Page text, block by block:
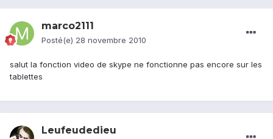
marco2111
Posté(e) 28 novembre 2010
salut la fonction video de skype ne fonctionne pas encore sur les
tablettes
Leufeudedieu